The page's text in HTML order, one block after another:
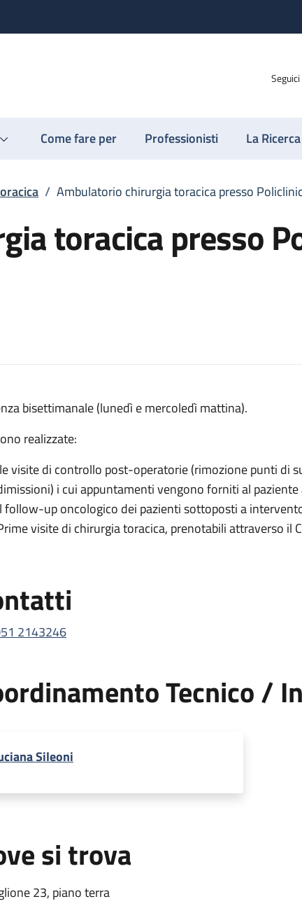
Seguici
Come fare per Professionisti La Ricerca
/ Ambulatorio chirurgia toracica presso
toracica presso
presso Policlinico di Sant'Orsola
Policlinico di Sant'Orsola
toracica presso Policlinico di Sant'Orsola
presso Policlinico di Sant'Orsola
presso Policlinico di Sant'Orsola
bisettimanale (lunedì e mercoledì mattina).
realizzate:
le visite di controllo post-operatorie (rimozione punti di
i cui appuntamenti vengono forniti al paziente
follow-up oncologico dei pazienti sottoposti a
visite di chirurgia toracica, prenotabili attraverso il
2143246
Tecnico /
Sileoni
si trova
23, piano terra